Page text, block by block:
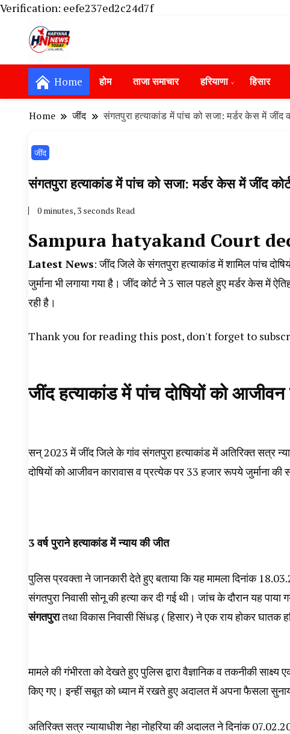
Verification: eefe237ed2c24d7f
Hansi News Today, Hisar Crime News
Update in Haryana, Weather Alert in
Portet Update News, Student Portest News,
Home होम ताजा समाचार हरियाणा हिसार
Home ‌जींद संगतपुरा हत्याकांड में पांच को सजा: मर्डर केस में जींद
‌जींद
संगतपुरा हत्याकांड में पांच को सजा: मर्डर केस में जींद
0 minutes, 3 seconds Read
Sampura hatyakand Court
Latest News: जींद जिले के संगतपुरा हत्याकांड में शामिल पांच
जुर्माना भी लगाया गया है। जींद कोर्ट ने 3 साल पहले हुए मर्डर केस में
रही है।
Thank you for reading this post, don't forget to
जींद हत्याकांड में पांच दोषियों को आजीवन
सन् 2023 में जींद जिले के गांव संगतपुरा हत्याकांड में अतिरिक्त सत्र
दोषियों को आजीवन कारावास व प्रत्येक पर 33 हजार रूपये जुर्माना की
3 वर्ष पुराने हत्याकांड में न्याय की जीत
पुलिस प्रवक्ता ने जानकारी देते हुए बताया कि यह मामला दिनांक
संगतपुरा निवासी सोनू की हत्या कर दी गई थी। जांच के दौरान यह
संगतपुरातथा विकास निवासी सिंधड़ ( हिसार) ने एक राय होकर घातक
मामले की गंभीरता को देखते हुए पुलिस द्वारा वैज्ञानिक व तकनीकी
किए गए। इन्हीं सबूत को ध्यान में रखते हुए अदालत में अपना फैसला
अतिरिक्त सत्र न्यायाधीश नेहा नोहरिया की अदालत ने दिनांक